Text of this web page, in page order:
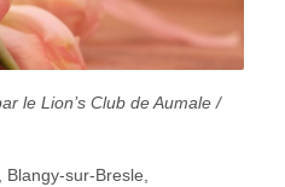
le Lion’s Club de Aumale /
sur-Bresle,